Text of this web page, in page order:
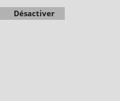
Désactiver